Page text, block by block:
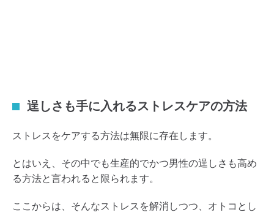
逞しさも手に入れるストレスケアの方法
ストレスをケアする方法は無限に存在します。
とはいえ、その中でも生産的でかつ男性の逞しさも高め
る方法と言われると限られます。
ここからは、そんなストレスを解消しつつ、オトコとし